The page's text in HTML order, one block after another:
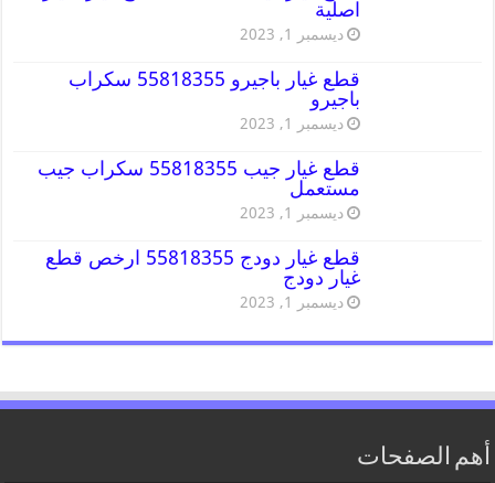
اصلية
ديسمبر 1, 2023
قطع غيار باجيرو 55818355 سكراب
باجيرو
ديسمبر 1, 2023
قطع غيار جيب 55818355 سكراب جيب
مستعمل
ديسمبر 1, 2023
قطع غيار دودج 55818355 ارخص قطع
غيار دودج
ديسمبر 1, 2023
أهم الصفحات